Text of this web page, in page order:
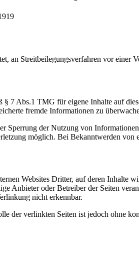
an Streitbeilegungsverfahren vor einer
§ 7 Abs.1 TMG für eigene Inhalte auf
fremde Informationen zu
Sperrung der Nutzung von
möglich. Bei Bekanntwerden von
Websites Dritter, auf deren Inhalte
Anbieter oder Betreiber der Seiten
nicht erkennbar.
der verlinkten Seiten ist jedoch ohne